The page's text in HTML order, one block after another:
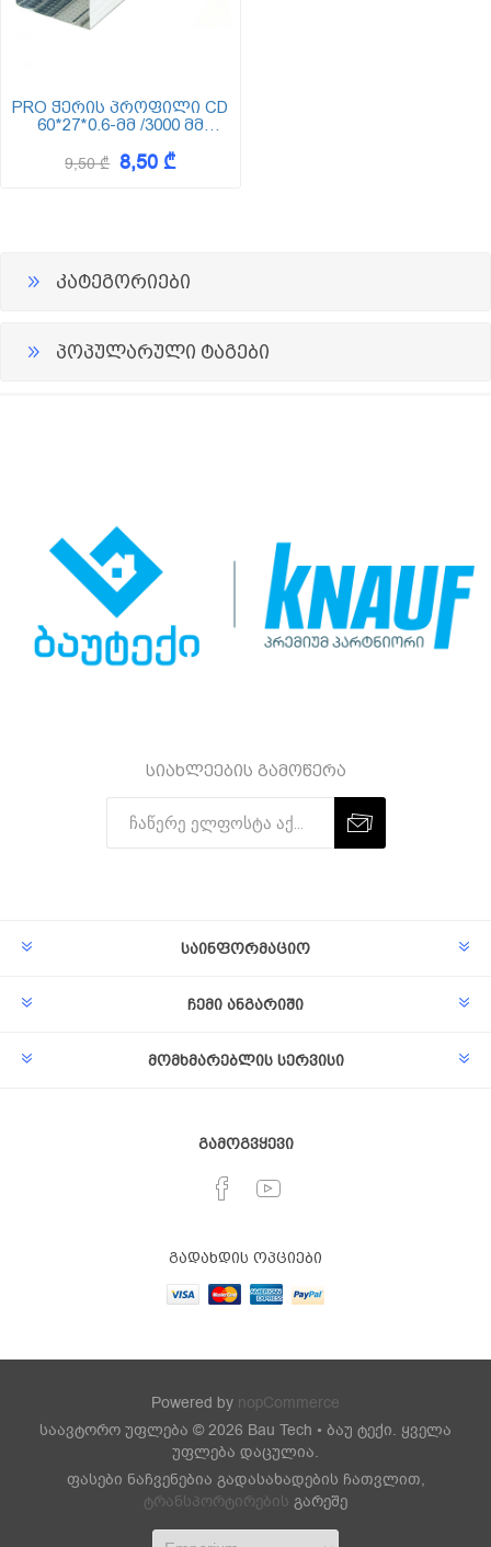
PRO ჭერის პროფილი CD
60*27*0.6-მმ /3000 მმ
9,50 ₾ 8,50 ₾
კატეგორიები
პოპულარული ტაგები
სიახლეების გამოწერა
საინფორმაციო
ჩემი ანგარიში
მომხმარებლის სერვისი
გამოგვყევი
გადახდის ოპციები
Powered by nopCommerce
საავტორო უფლება © 2026 Bau Tech • ბაუ ტექი. ყველა
უფლება დაცულია.
ფასები ნაჩვენებია გადასახადების ჩათვლით,
ტრანსპორტირების გარეშე